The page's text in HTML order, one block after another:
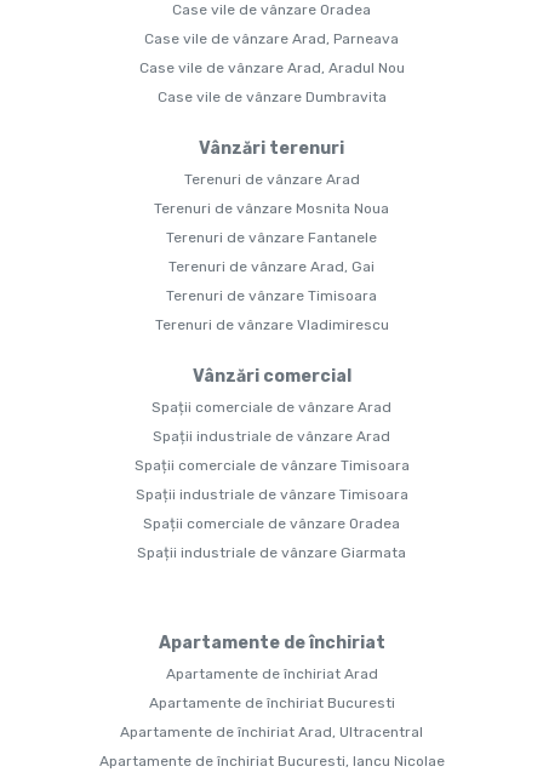
Case vile de vânzare Oradea
Case vile de vânzare Arad, Parneava
Case vile de vânzare Arad, Aradul Nou
Case vile de vânzare Dumbravita
Vânzări terenuri
Terenuri de vânzare Arad
Terenuri de vânzare Mosnita Noua
Terenuri de vânzare Fantanele
Terenuri de vânzare Arad, Gai
Terenuri de vânzare Timisoara
Terenuri de vânzare Vladimirescu
Vânzări comercial
Spații comerciale de vânzare Arad
Spații industriale de vânzare Arad
Spații comerciale de vânzare Timisoara
Spații industriale de vânzare Timisoara
Spații comerciale de vânzare Oradea
Spații industriale de vânzare Giarmata
Apartamente de închiriat
Apartamente de închiriat Arad
Apartamente de închiriat Bucuresti
Apartamente de închiriat Arad, Ultracentral
Apartamente de închiriat Bucuresti, Iancu Nicolae